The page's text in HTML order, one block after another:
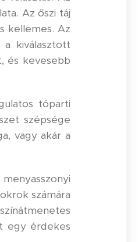
Az őszi táj
kellemes. Az
kiválasztott
és kevesebb
tóparti
szépsége
vagy akár a
számára
egy érdekes